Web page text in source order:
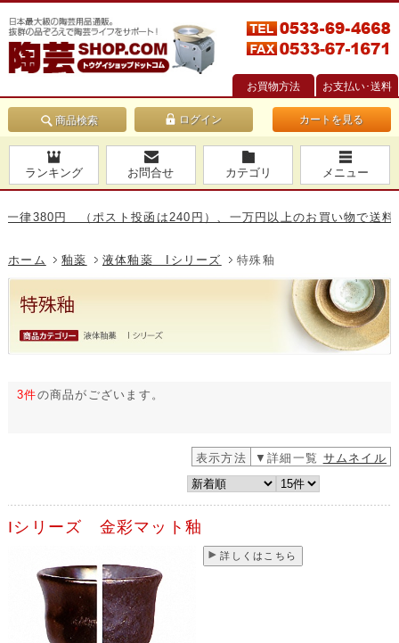
お買物方法 お支払い･送料
商品検索 カートを見る
ランキング お問合せ カテゴリ メニュー
380円 （ポスト投函は240円）、一万円以上のお買い物で送料無料
ホーム 釉薬 液体釉薬 Iシリーズ 特殊釉
3件の商品がございます。
表示方法 ▼詳細一覧 サムネイル
Iシリーズ 金彩マット釉
詳しくはこちら